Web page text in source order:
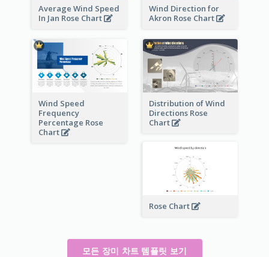
Average Wind Speed
In Jan Rose Chart
Wind Direction for
Akron Rose Chart
Wind Speed
Frequency
Percentage Rose
Chart
Distribution of Wind
Directions Rose
Chart
Rose Chart
모든 장미 차트 템플릿 보기